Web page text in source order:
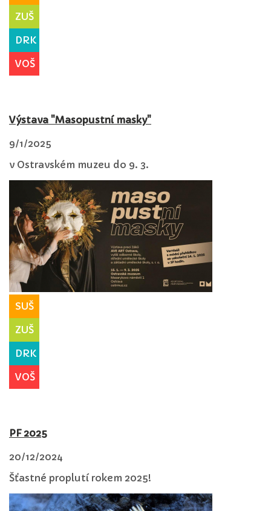
ZUŠ
DRK
VOŠ
Výstava "Masopustní masky"
9/1/2025
v Ostravském muzeu do 9. 3.
SUŠ
ZUŠ
DRK
VOŠ
PF 2025
20/12/2024
Šťastné proplutí rokem 2025!